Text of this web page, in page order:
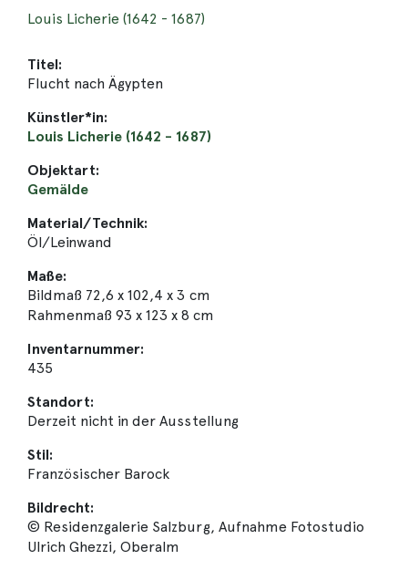
Louis Licherie (1642 - 1687)
Titel:
Flucht nach Ägypten
Künstler*in:
Louis Licherie (1642 - 1687)
Objektart:
Gemälde
Material/Technik:
Öl/Leinwand
Maße:
Bildmaß 72,6 x 102,4 x 3 cm
Rahmenmaß 93 x 123 x 8 cm
Inventarnummer:
435
Standort:
Derzeit nicht in der Ausstellung
Stil:
Französischer Barock
Bildrecht:
© Residenzgalerie Salzburg, Aufnahme Fotostudio
Ulrich Ghezzi, Oberalm